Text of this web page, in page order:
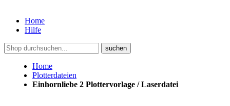
Home
Hilfe
suchen
Home
Plotterdateien
Einhornliebe 2 Plottervorlage / Laserdatei